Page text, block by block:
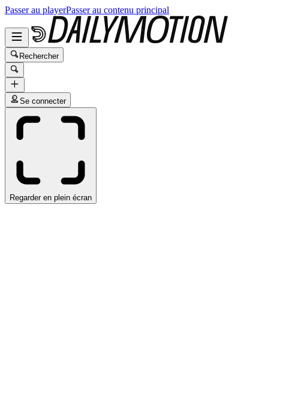
Passer au playerPasser au contenu principal
Rechercher
Se connecter
Regarder en plein écran